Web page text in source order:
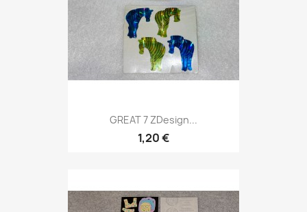
GREAT 7 ZDesign...
1,20 €